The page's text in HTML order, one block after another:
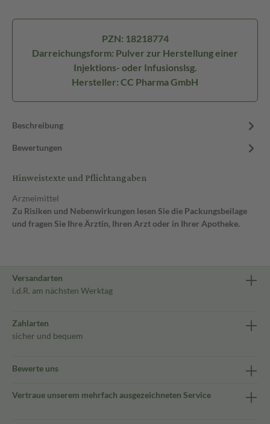
PZN: 18218774
Darreichungsform: Pulver zur Herstellung einer
Injektions- oder Infusionslsg.
Hersteller: CC Pharma GmbH
Beschreibung
Bewertungen
Hinweistexte und Pflichtangaben
Arzneimittel
Zu Risiken und Nebenwirkungen lesen Sie die Packungsbeilage
und fragen Sie Ihre Ärztin, Ihren Arzt oder in Ihrer Apotheke.
Versandarten
i.d.R. am nächsten Werktag
Zahlarten
sicher und bequem
Bewerte uns
Vertraue unserem mehrfach ausgezeichneten Service